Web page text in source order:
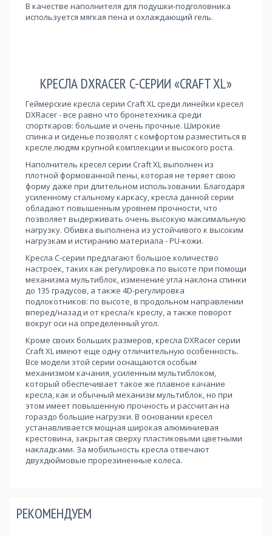
В качестве наполнителя для подушки-подголовника
используется мягкая пена и охлаждающий гель.
КРЕСЛА DXRACER C-СЕРИИ «CRAFT XL»
Геймерские кресла серии Craft XL среди линейки кресел
DXRacer - все равно что бронетехника среди
спорткаров: большие и очень прочные. Широкие
спинка и сиденье позволят с комфортом разместиться в
кресле людям крупной комплекции и высокого роста.
Наполнитель кресел серии Craft XL выполнен из
плотной формованной пены, которая не теряет свою
форму даже при длительном использовании. Благодаря
усиленному стальному каркасу, кресла данной серии
обладают повышенным уровнем прочности, что
позволяет выдерживать очень высокую максимальную
нагрузку. Обивка выполнена из устойчивого к высоким
нагрузкам и истиранию материала - PU-кожи.
Кресла C-серии предлагают большое количество
настроек, таких как регулировка по высоте при помощи
механизма мультиблок, изменение угла наклона спинки
до 135 градусов, а также 4D-регулировка
подлокотников: по высоте, в продольном направлении
вперед/назад и от кресла/к креслу, а также поворот
вокруг оси на определенный угол.
Кроме своих больших размеров, кресла DXRacer серии
Craft XL имеют еще одну отличительную особенность.
Все модели этой серии оснащаются особым
механизмом качания, усиленным мультиблоком,
который обеспечивает такое же плавное качание
кресла, как и обычный механизм мультиблок, но при
этом имеет повышенную прочность и рассчитан на
гораздо большие нагрузки. В основании кресел
устанавливается мощная широкая алюминиевая
крестовина, закрытая сверху пластиковыми цветными
накладками. За мобильность кресла отвечают
двухдюймовые прорезиненные колеса.
РЕКОМЕНДУЕМ